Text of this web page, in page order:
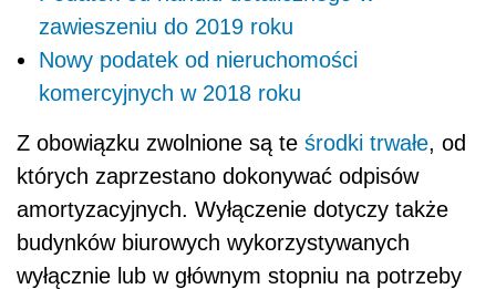
zawieszeniu do 2019 roku
Nowy podatek od nieruchomości
komercyjnych w 2018 roku
Z obowiązku zwolnione są te środki trwałe, od
których zaprzestano dokonywać odpisów
amortyzacyjnych. Wyłączenie dotyczy także
budynków biurowych wykorzystywanych
wyłącznie lub w głównym stopniu na potrzeby